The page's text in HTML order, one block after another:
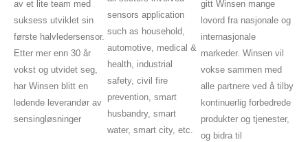
av et lite team med
suksess utviklet sin
første halvledersensor.
Etter mer enn 30 år
vokst og utvidet seg,
har Winsen blitt en
ledende leverandør av
sensingløsninger
sensors application
such as household,
automotive, medical &
health, industrial
safety, civil fire
prevention, smart
husbandry, smart
water, smart city, etc.
gitt Winsen mange
lovord fra nasjonale og
internasjonale
markeder. Winsen vil
vokse sammen med
alle partnere ved å tilby
kontinuerlig forbedrede
produkter og tjenester,
og bidra til